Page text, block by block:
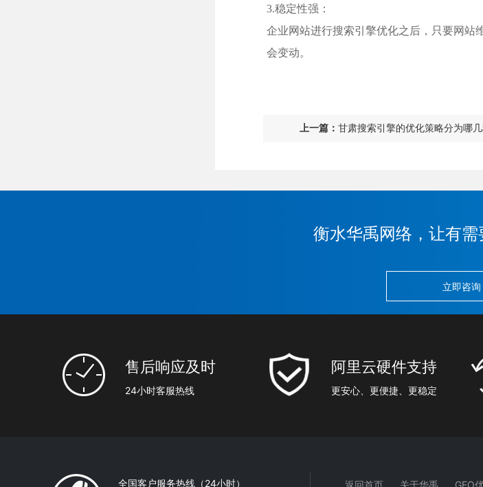
3.稳定性强：
企业网站进行搜索引擎优化之后，只要网站
会变动。
上一篇： 甘肃搜索引擎的优化策略分为哪
衡水华禹网络，让有需
立即咨询
售后响应及时
24小时客服热线
阿里云硬件支持
更安心、更便捷、更稳定
全国客户服务热线（24小时） 返回首页 关于华禹 GEO